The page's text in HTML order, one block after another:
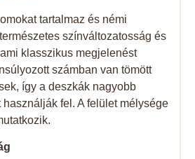
tartalmaz és némi
színváltozatosság és
klasszikus megjelenést
számban van tömött
így a deszkák nagyobb
használják fel. A felület mélysége